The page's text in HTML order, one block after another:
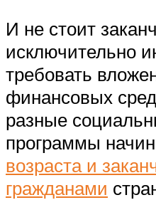
И не стоит
исключительно
требовать
финансовых
разные
программы
возраста и
гражданами